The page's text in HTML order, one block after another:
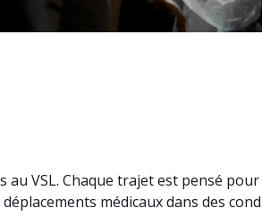
VSL. Chaque trajet est pensé
médicaux dans des